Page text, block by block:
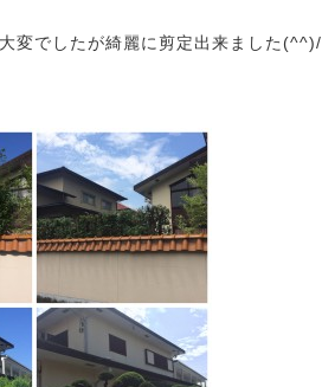
変でしたが綺麗に剪定出来ました(^^)/